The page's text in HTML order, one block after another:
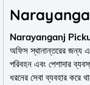
Narayanganj
অফিস স্থানান্তরের জন্য
পরিবহন এবং পেশাদার
ধরনের সেবা ব্যবহার করে